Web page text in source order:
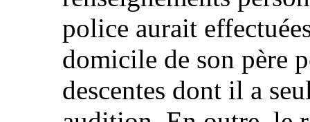
police aurait
domicile de son père
descentes dont il a